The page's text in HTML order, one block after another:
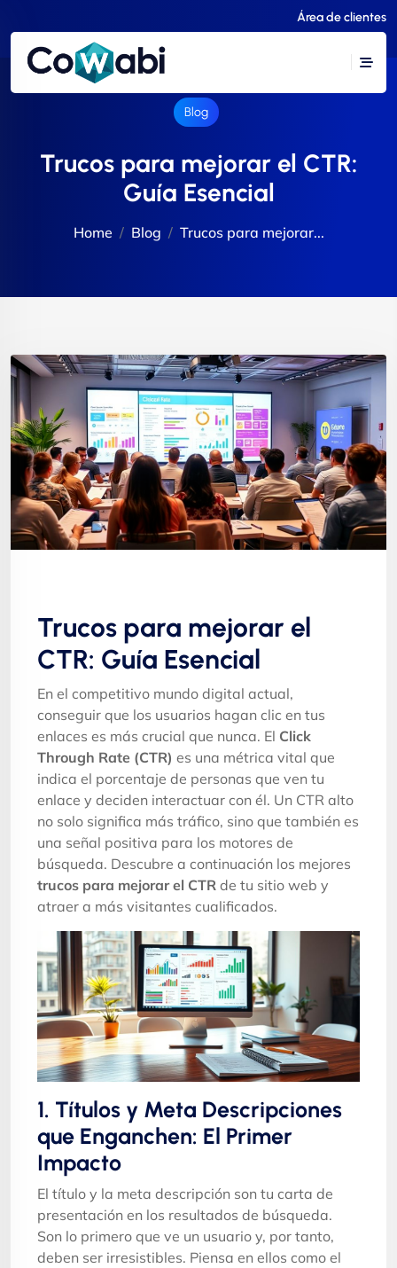
Área de clientes
Blog
Trucos para mejorar el CTR:
Guía Esencial
Home Blog Trucos para mejorar...
Trucos para mejorar el
CTR: Guía Esencial
En el competitivo mundo digital actual,
conseguir que los usuarios hagan clic en tus
enlaces es más crucial que nunca. El Click
Through Rate (CTR) es una métrica vital que
indica el porcentaje de personas que ven tu
enlace y deciden interactuar con él. Un CTR alto
no solo significa más tráfico, sino que también es
una señal positiva para los motores de
búsqueda. Descubre a continuación los mejores
trucos para mejorar el CTR de tu sitio web y
atraer a más visitantes cualificados.
1. Títulos y Meta Descripciones
que Enganchen: El Primer
Impacto
El título y la meta descripción son tu carta de
presentación en los resultados de búsqueda.
Son lo primero que ve un usuario y, por tanto,
deben ser irresistibles. Piensa en ellos como el